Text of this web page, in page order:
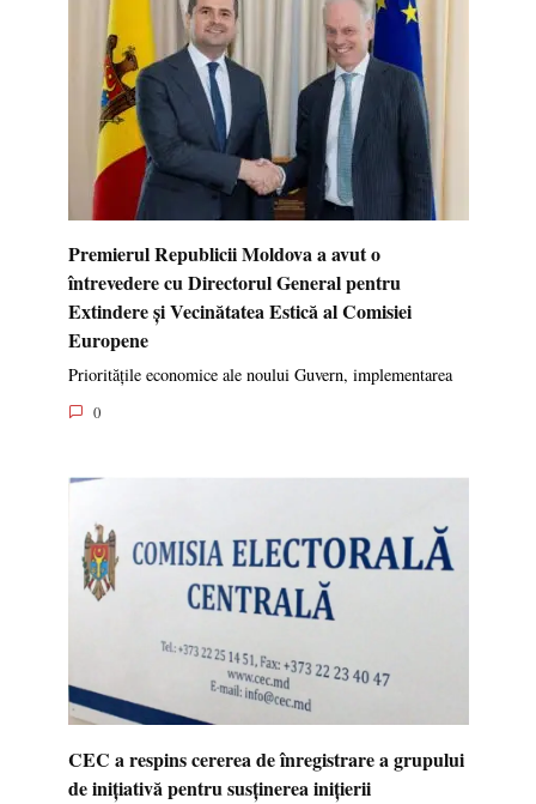
Premierul Republicii Moldova a avut o
întrevedere cu Directorul General pentru
Extindere și Vecinătatea Estică al Comisiei
Europene
Prioritățile economice ale noului Guvern, implementarea
0
CEC a respins cererea de înregistrare a grupului
de inițiativă pentru susținerea inițierii